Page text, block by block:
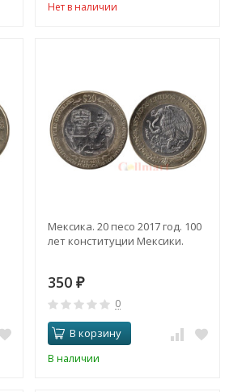
Нет в наличии
Мексика. 20 песо 2017 год. 100
лет конституции Мексики.
350₽
0
В корзину
В наличии